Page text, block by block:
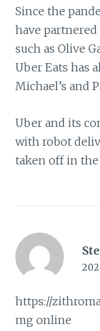
Since the
have
such as Olive
Uber Eats has
Michael’s and
Uber and its
with robot
taken off in the
https://
mg online